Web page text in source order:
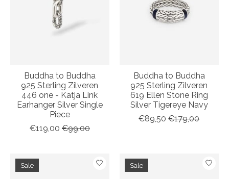
Buddha to Buddha
925 Sterling Zilveren
446 one - Katja Link
Earhanger Silver Single
Piece
€119,00 €99,00
Buddha to Buddha
925 Sterling Zilveren
619 Ellen Stone Ring
Silver Tigereye Navy
€89,50 €179,00
Sale Sale